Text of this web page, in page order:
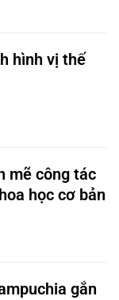
hình vị thế
mẽ công tác
học cơ bản
gắn